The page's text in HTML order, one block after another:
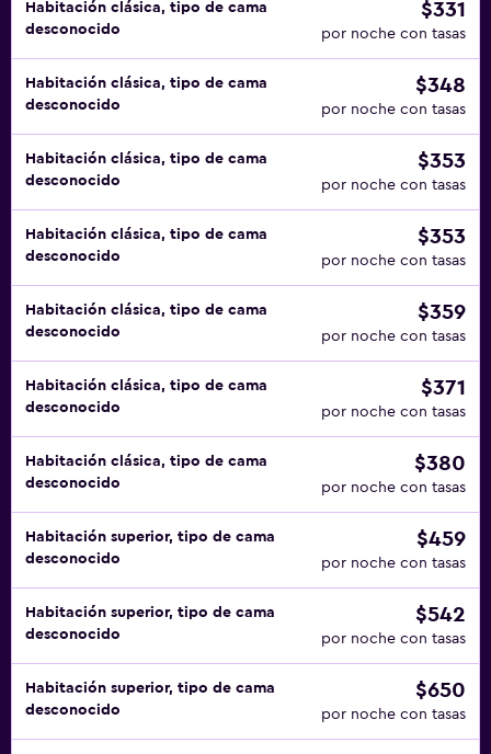
Habitación clásica, tipo de cama
desconocido
$331
por noche con tasas
Habitación clásica, tipo de cama
desconocido
$348
por noche con tasas
Habitación clásica, tipo de cama
desconocido
$353
por noche con tasas
Habitación clásica, tipo de cama
desconocido
$353
por noche con tasas
Habitación clásica, tipo de cama
desconocido
$359
por noche con tasas
Habitación clásica, tipo de cama
desconocido
$371
por noche con tasas
Habitación clásica, tipo de cama
desconocido
$380
por noche con tasas
Habitación superior, tipo de cama
desconocido
$459
por noche con tasas
Habitación superior, tipo de cama
desconocido
$542
por noche con tasas
Habitación superior, tipo de cama
desconocido
$650
por noche con tasas